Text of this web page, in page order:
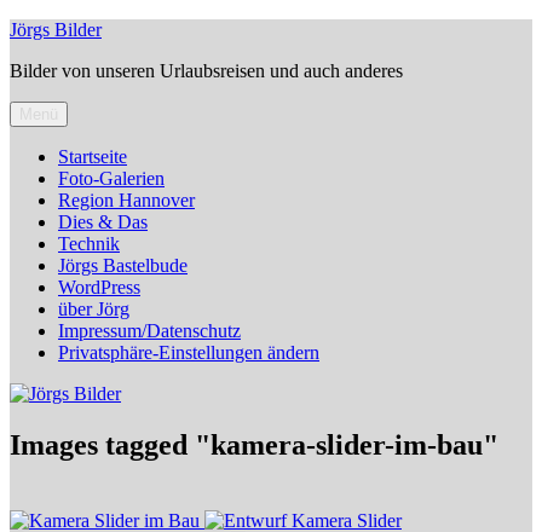
Zum
springen
Jörgs Bilder
Bilder von unseren Urlaubsreisen und auch anderes
Startseite
Foto-Galerien
Region Hannover
Dies & Das
Technik
Jörgs Bastelbude
WordPress
über Jörg
Impressum/Datenschutz
Privatsphäre-Einstellungen ändern
Images tagged "kamera-slider-im-bau"